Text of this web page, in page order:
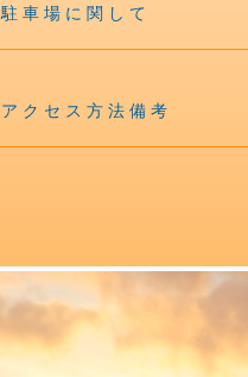
駐車場に関して
アクセス方法備考